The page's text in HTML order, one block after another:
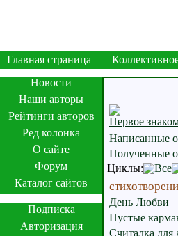
Главная страница
Новости
Наши авторы
Рейтинги авторов
Ред колонка
О сайте
Форум
Каталог сайтов
Подписка
Авторизация
Первое
Написанные
Полученные
Циклы:
Все
День Любви
Пустые
Считалка для